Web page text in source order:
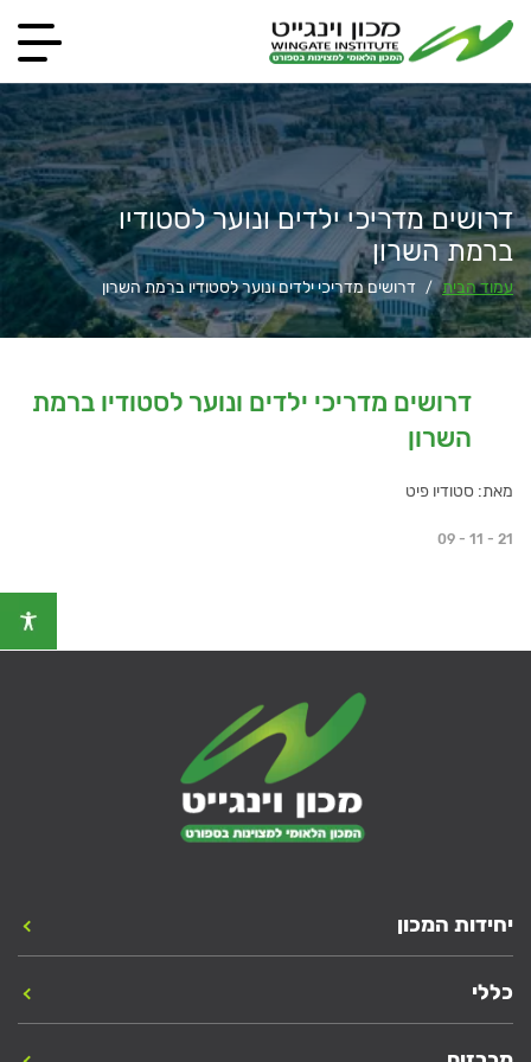
דרושים מדריכי ילדים ונוער לסטודיו
ברמת השרון
עמוד הבית / דרושים מדריכי ילדים ונוער לסטודיו ברמת השרון
דרושים מדריכי ילדים ונוער לסטודיו ברמת
השרון
מאת: סטודיו פיט
09 - 11 - 21
יחידות המכון
כללי